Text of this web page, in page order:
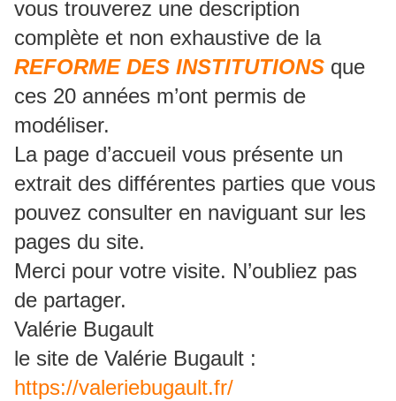
vous trouverez une description
complète et non exhaustive de la
REFORME DES INSTITUTIONS que
ces 20 années m’ont permis de
modéliser.
La page d’accueil vous présente un
extrait des différentes parties que vous
pouvez consulter en naviguant sur les
pages du site.
Merci pour votre visite. N’oubliez pas
de partager.
Valérie Bugault
le site de Valérie Bugault :
https://valeriebugault.fr/